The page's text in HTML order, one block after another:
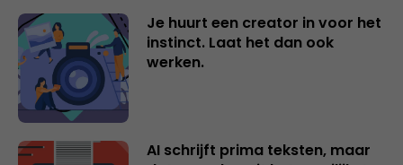
Je huurt een creator in voor het
instinct. Laat het dan ook
werken.
AI schrijft prima teksten, maar